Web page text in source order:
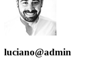
luciano@admin